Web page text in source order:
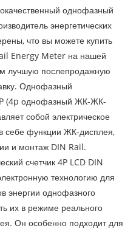
однофазный
энергетических
что вы можете купить
Energy Meter на нашей
лучшую послепродажную
Однофазный
(4p однофазный ЖК-ЖК-
собой электрическое
в себе функции ЖК-дисплея,
и монтаж DIN Rail.
счетчик 4P LCD DIN
технологию для
энергии однофазного
их в режиме реального
Он особенно подходит для